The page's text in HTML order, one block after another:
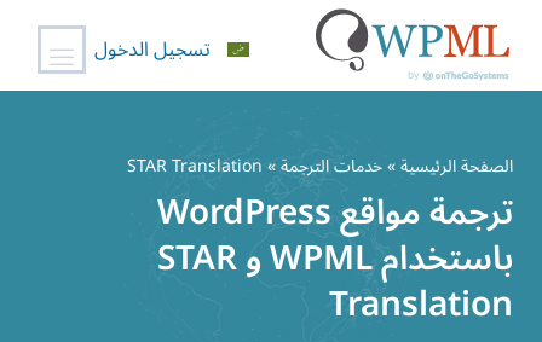
المحتوى
تسجيل الدخول
الصفحة الرئيسية»خدمات الترجمة» STAR Translation
ترجمة مواقع WordPress
باستخدام WPML و STAR
Translation